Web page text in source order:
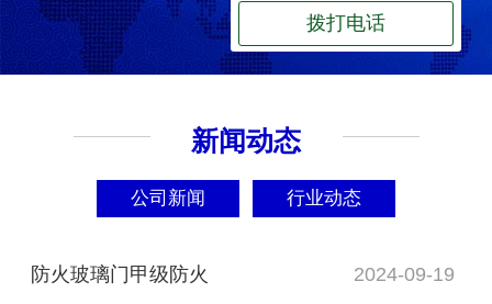
拨打电话
新闻动态
公司新闻 行业动态
防火玻璃门甲级防火 2024-09-19